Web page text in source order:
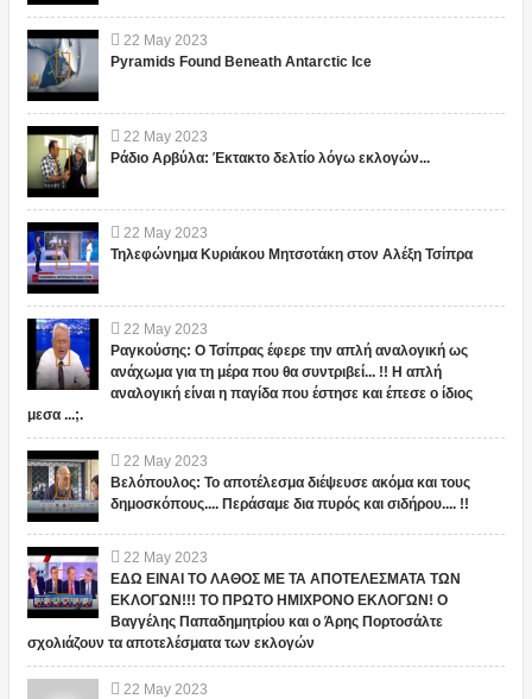
22 May 2023
Pyramids Found Beneath Antarctic Ice
22 May 2023
Ράδιο Αρβύλα: Έκτακτο δελτίο λόγω εκλογών...
22 May 2023
Τηλεφώνημα Κυριάκου Μητσοτάκη στον Αλέξη Τσίπρα
22 May 2023
Ραγκούσης: Ο Τσίπρας έφερε την απλή αναλογική ως
ανάχωμα για τη μέρα που θα συντριβεί... !! Η απλή
αναλογική είναι η παγίδα που έστησε και έπεσε ο ίδιος
μεσα ...;.
22 May 2023
Βελόπουλος: Το αποτέλεσμα διέψευσε ακόμα και τους
δημοσκόπους.... Περάσαμε δια πυρός και σιδήρου.... !!
22 May 2023
ΕΔΩ ΕΙΝΑΙ ΤΟ ΛΑΘΟΣ ΜΕ ΤΑ ΑΠΟΤΕΛΕΣΜΑΤΑ ΤΩΝ
ΕΚΛΟΓΩΝ!!! ΤΟ ΠΡΩΤΟ ΗΜΙΧΡΟΝΟ ΕΚΛΟΓΩΝ! Ο
Βαγγέλης Παπαδημητρίου και ο Άρης Πορτοσάλτε
σχολιάζουν τα αποτελέσματα των εκλογών
22 May 2023